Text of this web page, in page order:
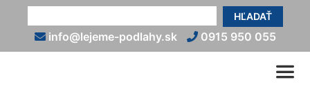
HĽADAŤ
info@lejeme-podlahy.sk 0915 950 055